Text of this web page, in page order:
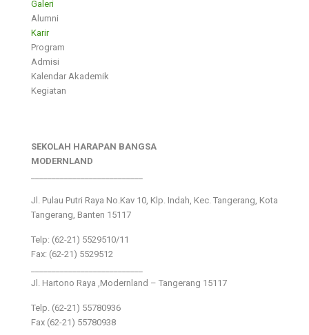
Galeri
Alumni
Karir
Program
Admisi
Kalendar Akademik
Kegiatan
SEKOLAH HARAPAN BANGSA
MODERNLAND
Jl. Pulau Putri Raya No.Kav 10, Klp. Indah, Kec. Tangerang, Kota
Tangerang, Banten 15117
Telp: (62-21) 5529510/11
Fax: (62-21) 5529512
Jl. Hartono Raya ,Modernland – Tangerang 15117
Telp. (62-21) 55780936
Fax (62-21) 55780938